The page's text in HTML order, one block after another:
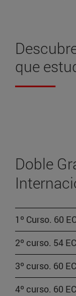
que
Doble
1º Curso. 60
2º curso. 54
3º curso. 60
4º curso. 60